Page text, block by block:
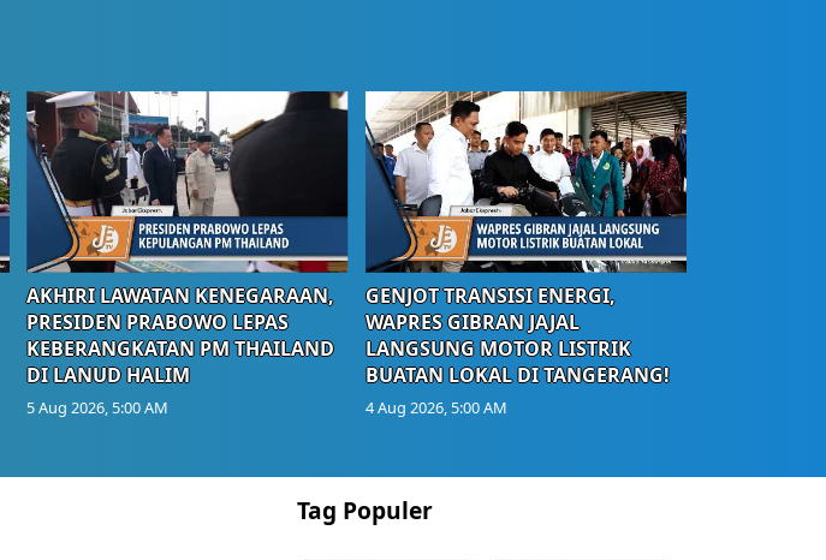
AKHIRI LAWATAN KENEGARAAN,
PRESIDEN PRABOWO LEPAS
KEBERANGKATAN PM THAILAND
DI LANUD HALIM
5 Aug 2026, 5:00 AM
GENJOT TRANSISI ENERGI,
WAPRES GIBRAN JAJAL
LANGSUNG MOTOR LISTRIK
BUATAN LOKAL DI TANGERANG!
4 Aug 2026, 5:00 AM
Tag Populer